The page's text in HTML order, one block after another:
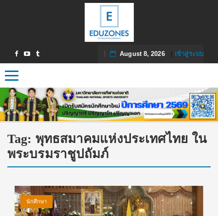
August 8, 2026| เข้าสู่ระบบ
Toggle navigation
Tag: พุทธสมาคมแห่งประเทศไทย ใน
พระบรมราชูปถัมภ์
นักศึกษา